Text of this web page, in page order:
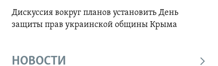
Дискуссия вокруг планов установить День
защиты прав украинской общины Крыма
НОВОСТИ